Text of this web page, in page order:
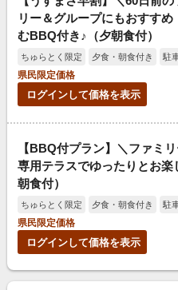
リー＆グループにもおすす
むBBQ付き♪（夕朝食付）
ちゅらとく限定 夕食・朝食付き
駐
県民限定価格
ログインして価格を表示
【BBQ付プラン】＼ファミ
専用テラスでゆったりとお
朝食付）
ちゅらとく限定 夕食・朝食付き
駐
県民限定価格
ログインして価格を表示